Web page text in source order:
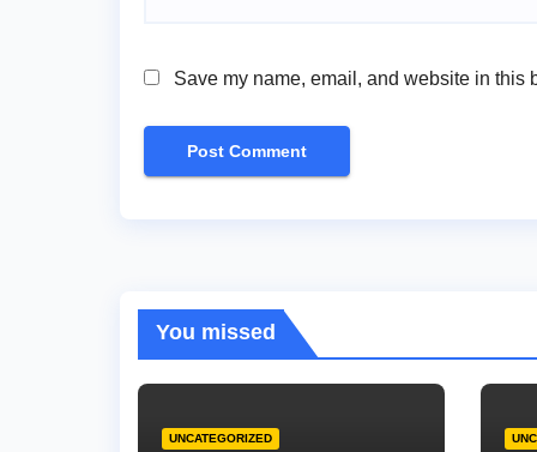
Save my name, email, and website in this
You missed
UNCATEGORIZED